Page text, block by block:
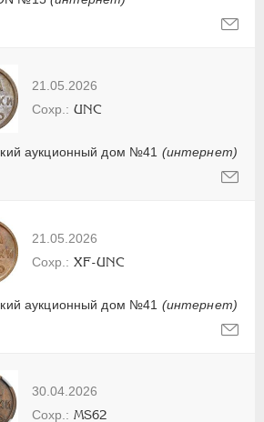
21.05.2026
аукционный дом №41 (интернет)
UNC
21.05.2026
аукционный дом №41 (интернет)
XF-UNC
30.04.2026
MS62